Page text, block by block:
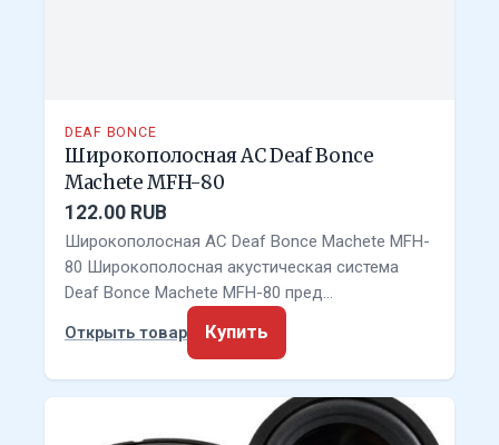
DEAF BONCE
Широкополосная АС Deaf Bonce
Machete MFH-80
122.00 RUB
Широкополосная АС Deaf Bonce Machete MFH-
80 Широкополосная акустическая система
Deaf Bonce Machete MFH-80 пред…
Открыть товар
Купить